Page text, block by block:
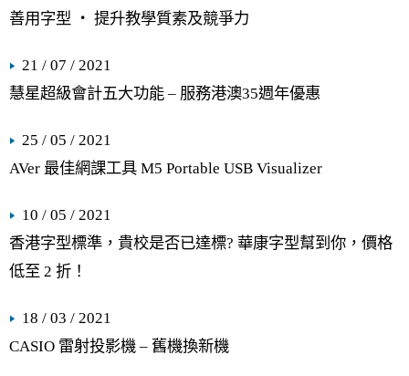
善用字型 ‧ 提升教學質素及競爭力
21 / 07 / 2021
慧星超級會計五大功能 – 服務港澳35週年優惠
25 / 05 / 2021
AVer 最佳網課工具 M5 Portable USB Visualizer
10 / 05 / 2021
香港字型標準，貴校是否已達標? 華康字型幫到你，價格
低至 2 折！
18 / 03 / 2021
CASIO 雷射投影機 – 舊機換新機